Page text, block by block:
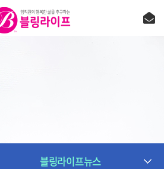
블링라이프뉴스